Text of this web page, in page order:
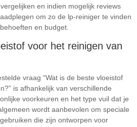
en indien mogelijk reviews
om zo de lp-reiniger te vinden
en budget.
voor het reinigen van
vraag “Wat is de beste vloeistof
is afhankelijk van verschillende
voorkeuren en het type vuil dat je
wordt aanbevolen om speciale
die zijn ontworpen voor